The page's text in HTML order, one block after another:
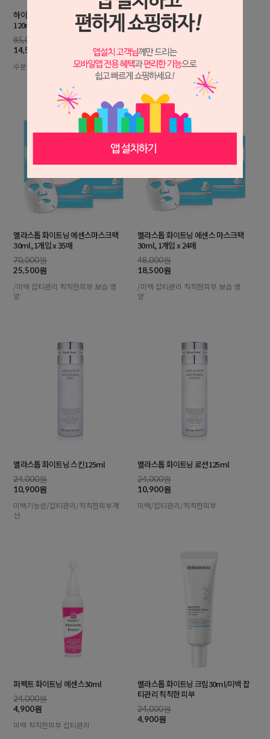
하이드로 대용량 시카 수분크림
120mlx3개+포장
85,000원
14,500원
수분공급 촉촉한피부 피부진정
하이드로 대용량 시카 수분크림
120mlx2개+포장
11,300원
수분공급 촉촉한피부 피부진정
멜라스톱 화이트닝 에센스마스크팩
30ml, 1개입 x 35매
70,000원
25,500원
/미백 잡티관리 칙칙한피부 보습 영
양
멜라스톱 화이트닝 에센스 마스크팩
30ml, 1개입 x 24매
48,000원
18,500원
/미백 잡티관리 칙칙한피부 보습 영
양
멜라스톱 화이트닝 스킨125ml
24,000원
10,900원
미백기능성/잡티관리/칙칙한피부개
선
멜라스톱 화이트닝 로션125ml
24,000원
10,900원
미백/잡티관리/칙칙한피부
퍼펙트 화이트닝 에센스30ml
24,000원
4,900원
미백 칙칙한피부 잡티관리
멜라스톱 화이트닝 크림30ml/미백 잡
티관리 칙칙한 피부
24,000원
4,900원